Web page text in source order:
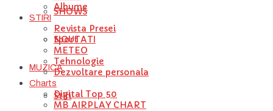
SHOWS
NOUTATI
MUZICA
Stiri
Albume
STIRI
Revista Presei
Sport
METEO
Tehnologie
Dezvoltare personala
Charts
Digital Top 50
MB AIRPLAY CHART